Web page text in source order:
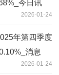
今日讯
2026-01-24
年第四季度
消息
2026-01-24